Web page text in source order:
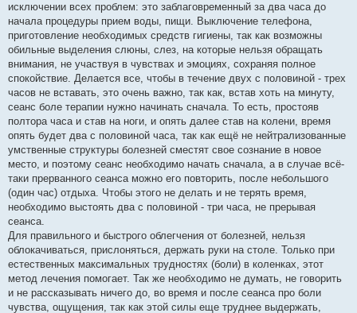
исключении всех проблем: это заблаговременный за два часа до
начала процедуры прием воды, пищи. Выключение телефона,
приготовление необходимых средств гигиены, так как возможны
обильные выделения слюны, слез, на которые нельзя обращать
внимания, не участвуя в чувствах и эмоциях, сохраняя полное
спокойствие. Делается все, чтобы в течение двух с половиной - трех
часов не вставать, это очень важно, так как, встав хоть на минуту,
сеанс боле терапии нужно начинать сначала. То есть, простояв
полтора часа и став на ноги, и опять далее став на колени, время
опять будет два с половиной часа, так как ещё не нейтрализованные
умственные структуры болезней сместят свое сознание в новое
место, и поэтому сеанс необходимо начать сначала, а в случае всё-
таки прерванного сеанса можно его повторить, после небольшого
(один час) отдыха. Чтобы этого не делать и не терять время,
необходимо выстоять два с половиной - три часа, не прерывая
сеанса.
Для правильного и быстрого облегчения от болезней, нельзя
облокачиваться, прислоняться, держать руки на столе. Только при
естественных максимальных трудностях (боли) в коленках, этот
метод лечения помогает. Так же необходимо не думать, не говорить
и не рассказывать ничего до, во время и после сеанса про боли
чувства, ощущения, так как этой силы еще труднее выдержать,